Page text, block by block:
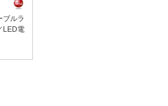
ブルラ
LED電